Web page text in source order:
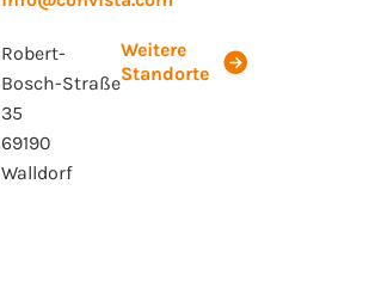
Robert-
Bosch-Straße
35
69190
Walldorf
Weitere
Standorte